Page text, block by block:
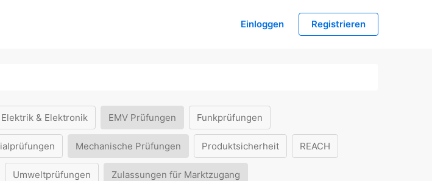
Einloggen Registrieren
Elektrik & Elektronik EMV Prüfungen Funkprüfungen
Mechanische Prüfungen Produktsicherheit REACH
Umweltprüfungen Zulassungen für Marktzugang